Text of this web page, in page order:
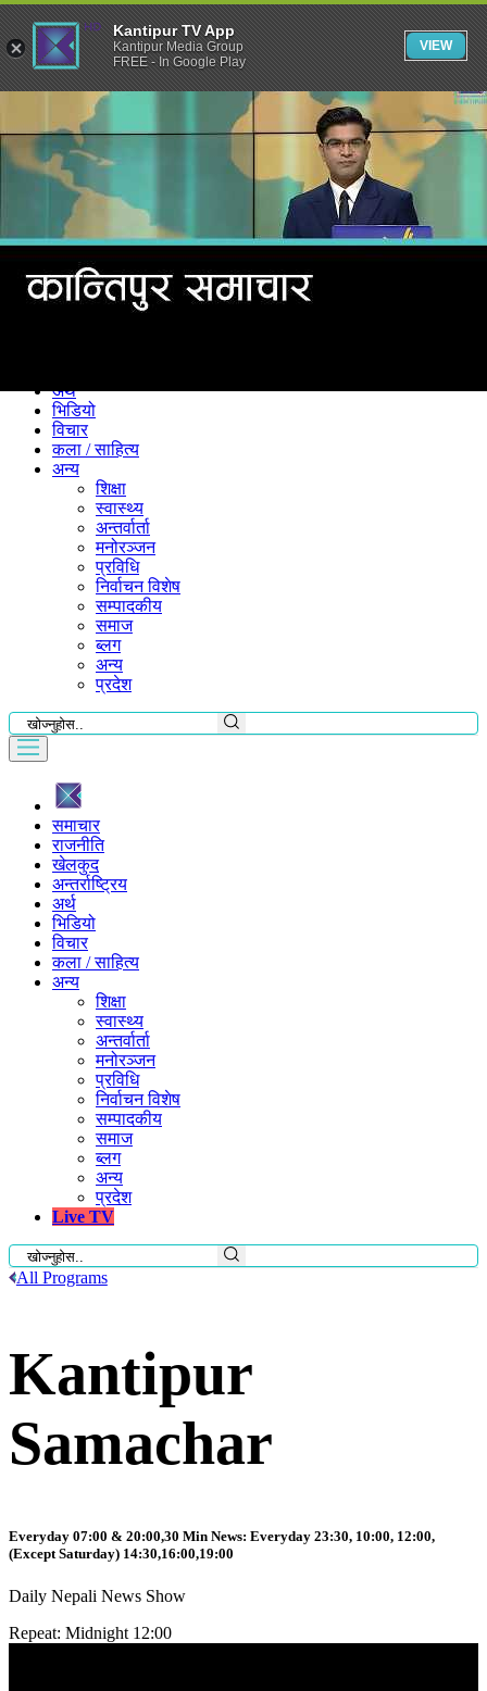
अर्थ
भिडियो
विचार
कला / साहित्य
अन्य
शिक्षा
स्वास्थ्य
अन्तर्वार्ता
मनोरञ्जन
प्रविधि
निर्वाचन विशेष
सम्पादकीय
समाज
ब्लग
अन्य
प्रदेश
समाचार
राजनीति
खेलकुद
अन्तर्राष्ट्रिय
अर्थ
भिडियो
विचार
कला / साहित्य
अन्य
शिक्षा
स्वास्थ्य
अन्तर्वार्ता
मनोरञ्जन
प्रविधि
निर्वाचन विशेष
सम्पादकीय
समाज
ब्लग
अन्य
प्रदेश
Live TV
All Programs
Kantipur
Samachar
Everyday 07:00 & 20:00,30 Min News: Everyday 23:30, 10:00, 12:00,
(Except Saturday) 14:30,16:00,19:00
Daily Nepali News Show
Repeat: Midnight 12:00
Kantipur TV App
Kantipur Media Group
FREE - In Google Play
VIEW